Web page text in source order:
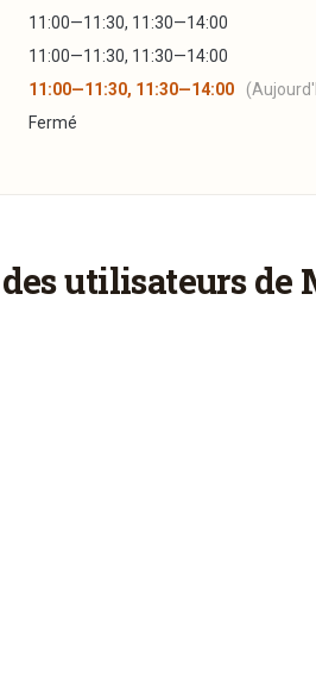
11:00—11:30, 11:30—14:00
11:00—11:30, 11:30—14:00
11:00—11:30, 11:30—14:00
Fermé
utilisateurs de